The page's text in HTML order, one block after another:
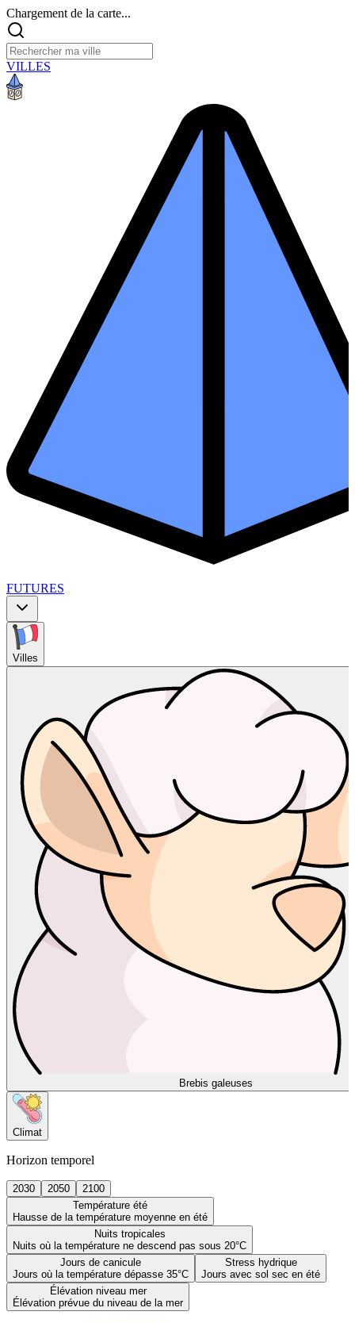
Chargement de la carte...
VILLES
FUTURES
Villes
Brebis galeuses
Climat
Horizon temporel
2030 2050
2100
Température été
Hausse de la température moyenne en été
Nuits tropicales
Nuits où la température ne descend pas sous 20°C
Jours de canicule
Jours où la température dépasse 35°C
Stress hydrique
Jours avec sol sec en été
Élévation niveau mer
Élévation prévue du niveau de la mer